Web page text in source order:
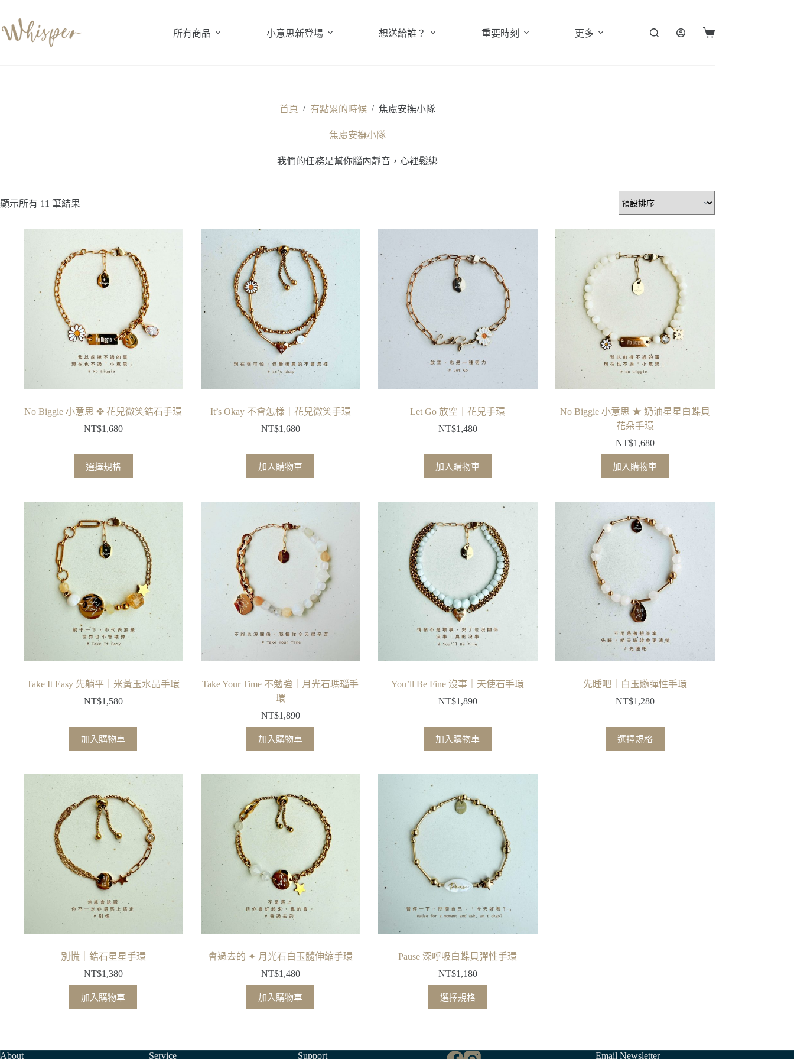
主
所有商品 小意思新登場 想送給誰？ 重要時刻 更多
購
首頁 / 有點累的時候 / 焦慮安撫小隊
焦慮安撫小隊
我們的任務是幫你腦內靜音，心裡鬆綁
顯示所有 11 筆結果
No Biggie 小意思 ✤ 花兒微笑鋯石手環
NT$1,680
選擇規格
此
產
有
多
種
款
式。
產
品
頁
面
選
選
項
It’s Okay 不會怎樣｜花兒微笑手環
NT$1,680
加入購物車
Let Go 放空｜花兒手環
NT$1,480
加入購物車
No Biggie 小意思 ★ 奶油星星白蝶貝
花朵手環
NT$1,680
加入購物車
Take It Easy 先躺平｜米黃玉水晶手環
NT$1,580
加入購物車
Take Your Time 不勉強｜月光石瑪瑙手
環
NT$1,890
加入購物車
You’ll Be Fine 沒事｜天使石手環
NT$1,890
加入購物車
先睡吧｜白玉髓彈性手環
NT$1,280
選擇規格
此
產
別慌｜鋯石星星手環
NT$1,380
加入購物車
會過去的 ✦ 月光石白玉髓伸縮手環
NT$1,480
加入購物車
Pause 深呼吸白蝶貝彈性手環
NT$1,180
選擇規格
此
產
多
About Service Support Email Newsletter